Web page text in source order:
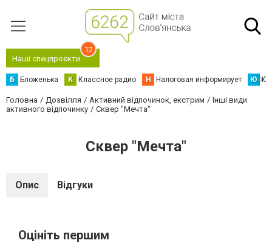
Наші спецпроєкти
12
Б Бложенька К Классное радио Н Налоговая информирует Ю
Головна Дозвілля Активний відпочинок, екстрим
Інші види
активного відпочинку
Сквер "Мечта"
Сквер "Мечта"
Опис Відгуки
Оцініть першим